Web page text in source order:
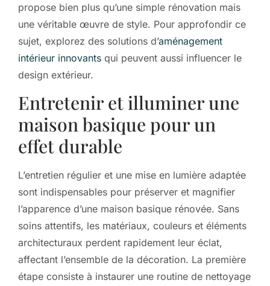
propose bien plus qu’une simple rénovation mais
une véritable œuvre de style. Pour approfondir ce
sujet, explorez des solutions d’aménagement
intérieur innovants qui peuvent aussi influencer le
design extérieur.
Entretenir et illuminer une
maison basique pour un
effet durable
L’entretien régulier et une mise en lumière adaptée
sont indispensables pour préserver et magnifier
l’apparence d’une maison basique rénovée. Sans
soins attentifs, les matériaux, couleurs et éléments
architecturaux perdent rapidement leur éclat,
affectant l’ensemble de la décoration. La première
étape consiste à instaurer une routine de nettoyage